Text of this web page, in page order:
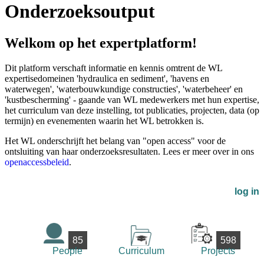
Onderzoeksoutput
Welkom op het expertplatform!
Dit platform verschaft informatie en kennis omtrent de WL
expertisedomeinen 'hydraulica en sediment', 'havens en
waterwegen', 'waterbouwkundige constructies', 'waterbeheer' en
'kustbescherming' - gaande van WL medewerkers met hun expertise,
het curriculum van deze instelling, tot publicaties, projecten, data (op
termijn) en evenementen waarin het WL betrokken is.
Het WL onderschrijft het belang van "open access" voor de
ontsluiting van haar onderzoeksresultaten. Lees er meer over in ons
openaccessbeleid.
log in
85
People
Curriculum
598
Projects